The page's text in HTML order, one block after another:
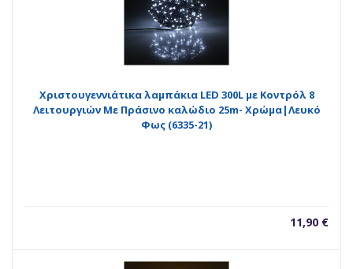
Χριστουγεννιάτικα λαμπάκια LED 300L με Κοντρόλ 8
Λειτουργιών Με Πράσινο καλώδιο 25m- Χρώμα|Λευκό
Φως (6335-21)
11,90 €